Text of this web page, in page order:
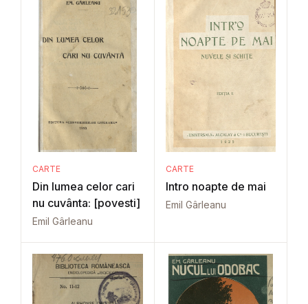
CARTE
Din lumea celor cari
nu cuvânta: [povesti]
Emil Gârleanu
CARTE
Intro noapte de mai
Emil Gârleanu